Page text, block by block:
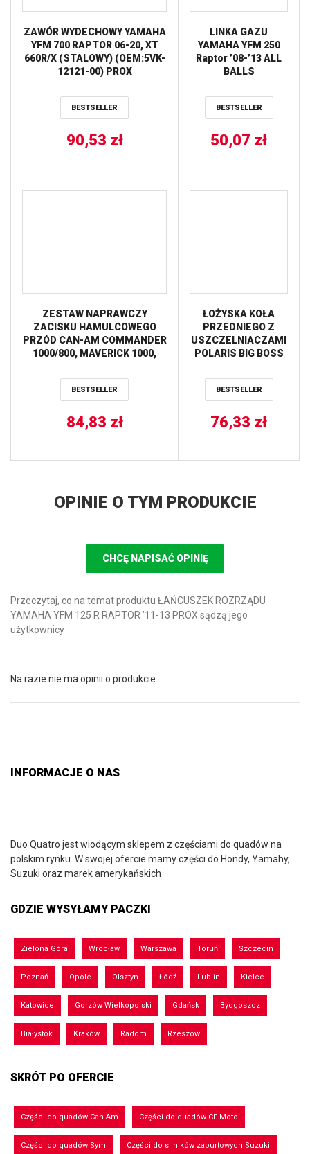
ZAWÓR WYDECHOWY YAMAHA
YFM 700 RAPTOR 06-20, XT
660R/X (STALOWY) (OEM:5VK-
12121-00) PROX
BESTSELLER
90,53 zł
LINKA GAZU
YAMAHA YFM 250
Raptor ’08-’13 ALL
BALLS
BESTSELLER
50,07 zł
ZESTAW NAPRAWCZY
ZACISKU HAMULCOWEGO
PRZÓD CAN-AM COMMANDER
1000/800, MAVERICK 1000,
BALLS
BESTSELLER
84,83 zł
ŁOŻYSKA KOŁA
PRZEDNIEGO Z
USZCZELNIACZAMI
POLARIS BIG BOSS
SCRAMBLER 500
’97-’09, TRAIL BOSS
300 ’96-’99 (25-1008)
WORX
BESTSELLER
76,33 zł
OPINIE O TYM PRODUKCIE
CHCĘ NAPISAĆ OPINIĘ
Przeczytaj, co na temat produktu ŁAŃCUSZEK ROZRZĄDU
YAMAHA YFM 125 R RAPTOR ’11-13 PROX sądzą jego
użytkownicy
Na razie nie ma opinii o produkcie.
INFORMACJE O NAS
Duo Quatro jest wiodącym sklepem z częściami do quadów na
polskim rynku. W swojej ofercie mamy części do Hondy, Yamahy,
Suzuki oraz marek amerykańskich
GDZIE WYSYŁAMY PACZKI
Zielona Góra Wrocław Warszawa Toruń Szczecin
Poznań Opole Olsztyn Łódź Lublin Kielce
Katowice Gorzów Wielkopolski Gdańsk Bydgoszcz
Białystok Kraków Radom Rzeszów
SKRÓT PO OFERCIE
Części do quadów Can-Am Części do quadów CF Moto
Części do quadów Sym Części do silników zaburtowych Suzuki